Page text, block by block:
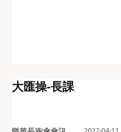
大匯操-長課
2022-04-11